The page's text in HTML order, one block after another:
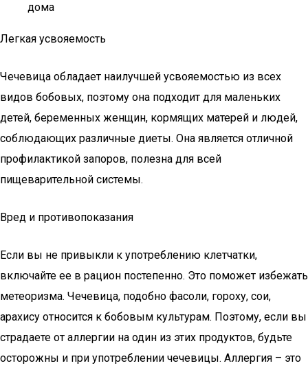
дома
Легкая усвояемость
Чечевица обладает наилучшей усвояемостью из всех
видов бобовых, поэтому она подходит для маленьких
детей, беременных женщин, кормящих матерей и людей,
соблюдающих различные диеты. Она является отличной
профилактикой запоров, полезна для всей
пищеварительной системы.
Вред и противопоказания
Если вы не привыкли к употреблению клетчатки,
включайте ее в рацион постепенно. Это поможет избежать
метеоризма. Чечевица, подобно фасоли, гороху, сои,
арахису относится к бобовым культурам. Поэтому, если вы
страдаете от аллергии на один из этих продуктов, будьте
осторожны и при употреблении чечевицы. Аллергия – это